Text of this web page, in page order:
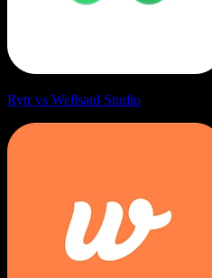
Rytr vs Wellsaid Studio